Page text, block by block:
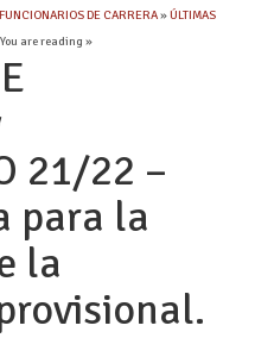
FUNCIONARIOS DE CARRERA»ÚLTIMAS
are reading »
21/22 –
para la
la